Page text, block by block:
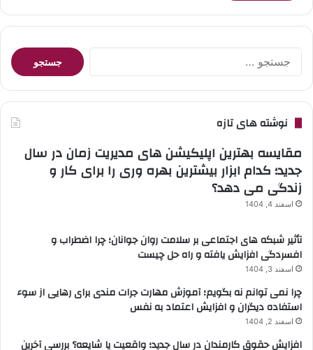
جستجو
برای:
نوشته های تازه
مقایسه بهترین اپلیکیشن های مدیریت زمان در سال
جدید؛ کدام ابزار بیشترین بهره وری را برای کار و
زندگی می دهد؟
اسفند 4, 1404
تأثیر شبکه های اجتماعی بر سلامت روان جوانان؛ چرا اضطراب و
افسردگی افزایش یافته و راه حل چیست
اسفند 3, 1404
چرا نمی توانم نه بگویم؛ آموزش مهارت جرات مندی برای رهایی از سوء
استفاده دیگران و افزایش اعتماد به نفس
اسفند 2, 1404
افزایش حقوق کارمندان در سال جدید؛ واقعیت یا شایعه؟ بررسی آخرین